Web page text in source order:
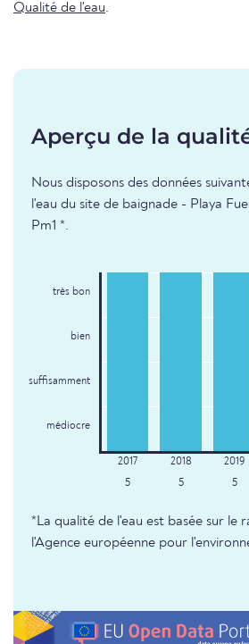
Qualité de l'eau.
Aperçu de la
Nous disposons des données
l'eau du site de baignade - Playa
Pm1 *.
très bon
bien
suffisamment
médiocre
5 5 5
*La qualité de l'eau est basée sur le
l'Agence européenne pour